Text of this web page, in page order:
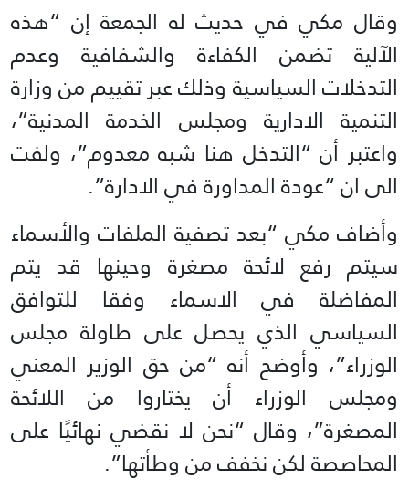
وقال مكي في حديث له الجمعة إن “هذه
الآلية تضمن الكفاءة والشفافية وعدم
التدخلات السياسية وذلك عبر تقييم من وزارة
التنمية الادارية ومجلس الخدمة المدنية”،
واعتبر أن “التدخل هنا شبه معدوم”، ولفت
الى ان “عودة المداورة في الادارة”.
وأضاف مكي “بعد تصفية الملفات والأسماء
سيتم رفع لائحة مصغرة وحينها قد يتم
المفاضلة في الاسماء وفقا للتوافق
السياسي الذي يحصل على طاولة مجلس
الوزراء”، وأوضح أنه “من حق الوزير المعني
ومجلس الوزراء أن يختاروا من اللائحة
المصغرة”، وقال “نحن لا نقضي نهائيًا على
المحاصصة لكن نخفف من وطأتها”.